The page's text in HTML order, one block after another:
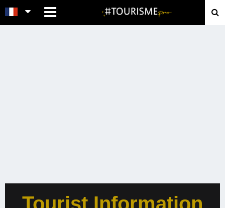
Tourist Information